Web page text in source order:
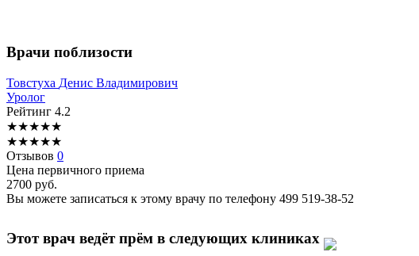
Врачи поблизости
Товстуха Денис Владимирович
Уролог
Рейтинг 4.2
★★★★★
★★★★★
Отзывов 0
Цена первичного приема
2700 руб.
Вы можете записаться к этому врачу по телефону 499 519-38-52
Этот врач ведёт прём в следующих клиниках